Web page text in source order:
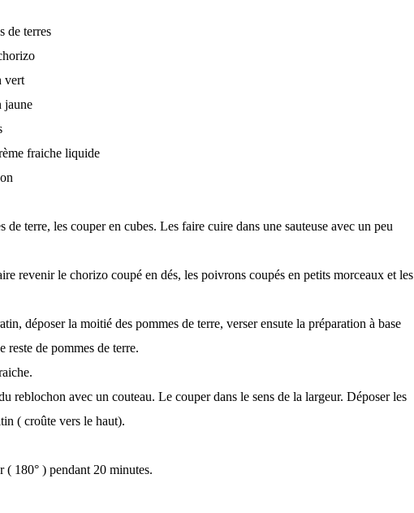
terres
fraiche liquide
de terre, les couper en cubes. Les faire cuire dans une sauteuse avec un peu
revenir le chorizo coupé en dés, les poivrons coupés en petits morceaux et les
déposer la moitié des pommes de terre, verser ensute la préparation à base
reste de pommes de terre.
reblochon avec un couteau. Le couper dans le sens de la largeur. Déposer les
( croûte vers le haut).
( 180° ) pendant 20 minutes.